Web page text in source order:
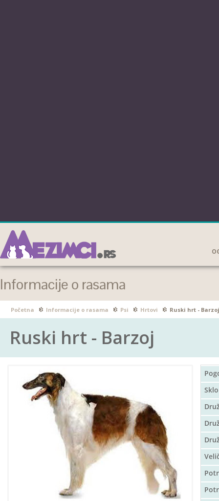
Informacije o rasama
Početna Informacije o rasama Psi Hrtovi Ruski hrt - Barzoj
Ruski hrt - Barzoj